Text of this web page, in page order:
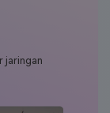
jaringan